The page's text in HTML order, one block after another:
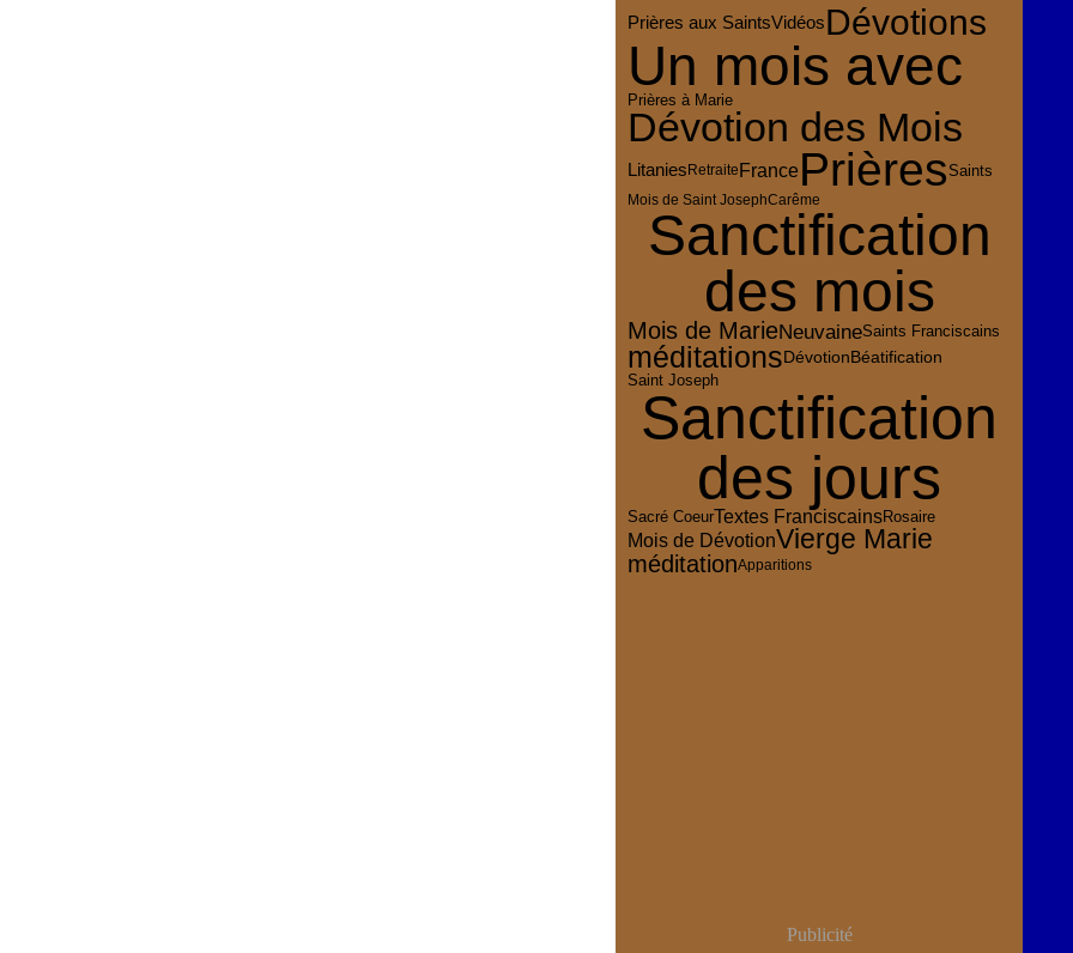
Prières aux SaintsVidéosDévotions
Un mois avec
Prières à Marie
Dévotion des Mois
Litanies RetraiteFrancePrièresSaints
Mois de Saint JosephCarême
Sanctification
des mois
Mois de MarieNeuvaineSaints Franciscains
méditationsDévotion Béatification
Saint Joseph
Sanctification
des jours
Sacré CoeurTextes FranciscainsRosaire
Mois de DévotionVierge Marie
méditationApparitions
Publicité